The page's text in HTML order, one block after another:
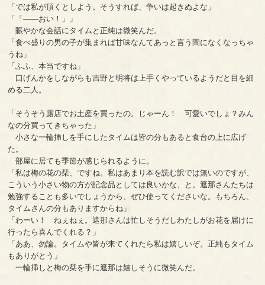
「では私が頂くとしよう。そうすれば、争いは起きぬよな」
「「――おい！」」
賑やかな会話にタイムと正純は微笑んだ。
「食べ盛りの男の子が集まれば甘味なんてあっと言う間になくなっちゃ
うね」
「ふふ、本当ですね」
口げんかをしながらも吉野と明将は上手くやっているようだと目を細
める二人。
「そうそう露店でお土産を買ったの。じゃーん！ 可愛いでしょ？みん
なの分買ってきちゃった」
小さな一輪挿しを手にしたタイムは皆の分もあると食台の上に広げ
た。
部屋に居ても季節が感じられるように。
「私は梅の花の栞、ですね。私はあまり本を読む訳では無いのですが、
こういう小さい物の方が記念品としては良いかな、と。遮那さんたちは
勉強することも多いでしょうから、ぜひ使ってくださいな。もちろん、
タイムさんの分もありますからね」
「わーい！ ねぇねぇ。遮那さんは忙しそうだしわたしがお花を届けに
行ったら喜んでくれる？」
「ああ、勿論。タイムや皆が来てくれたら私は嬉しいぞ。正純もタイム
もありがとう」
一輪挿しと梅の栞を手に遮那は嬉しそうに微笑んだ。